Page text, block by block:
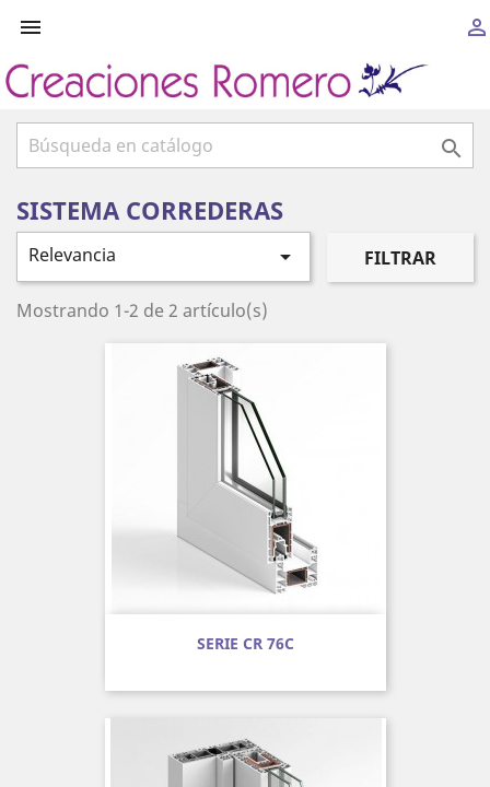
 

SISTEMA CORREDERAS
Relevancia  FILTRAR
Mostrando 1-2 de 2 artículo(s)
SERIE CR 76C